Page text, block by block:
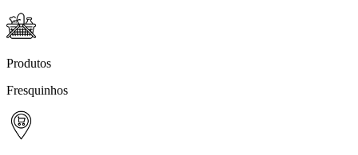
Produtos
Fresquinhos